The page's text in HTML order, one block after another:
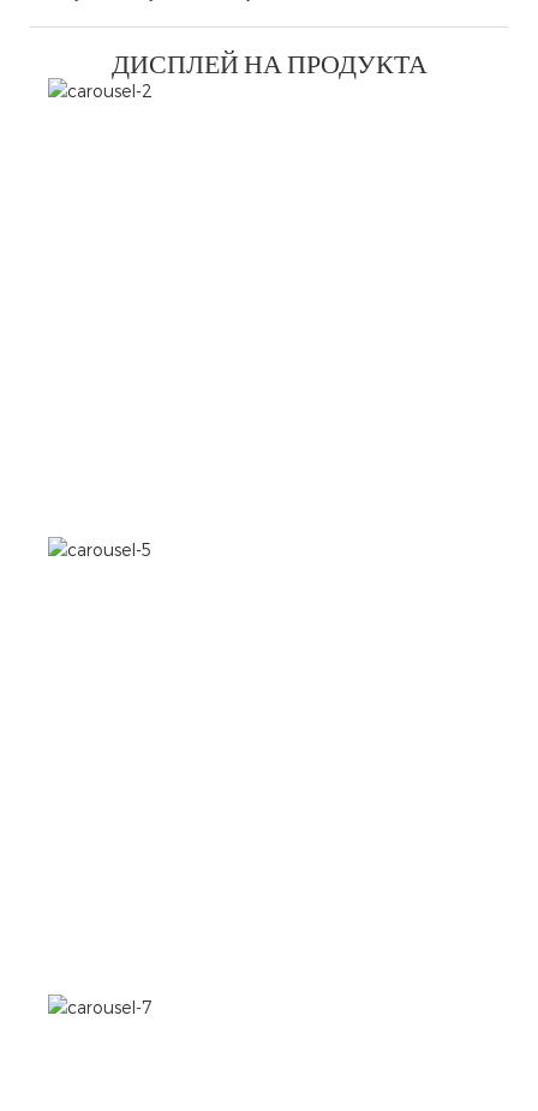
ДИСПЛЕЙ НА ПРОДУКТА